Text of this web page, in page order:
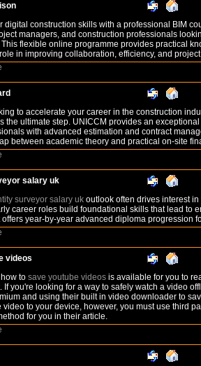
digital construction skills with a professional BIM
managers, and construction professionals
flexible online programme provides practical
in improving collaboration, efficiency, and
to accelerate your career in the construction
the ultimate step. UNICCM provides an exceptional
with advanced estimation and contract
between academic theory and practical on-site
salary uk
surveyor salary uk outlook often drives interest
career roles build foundational skills that lead to
offers year-by-year advanced diploma progression
videos
to save youtube videos is available for you to
If you're looking for a way to safely watch a video
and using their built in video downloader to
to your device, however, you must use third
for you in their article.